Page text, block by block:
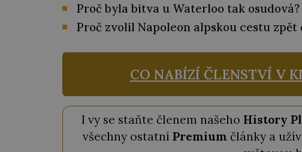
Proč byla bitva u Waterloo tak osudová?
Proč zvolil Napoleon alpskou cestu zpět
CO NABÍZÍ ČLENSTVÍ V
I vy se staňte členem našeho History
všechny ostatní Premiumčlánky a